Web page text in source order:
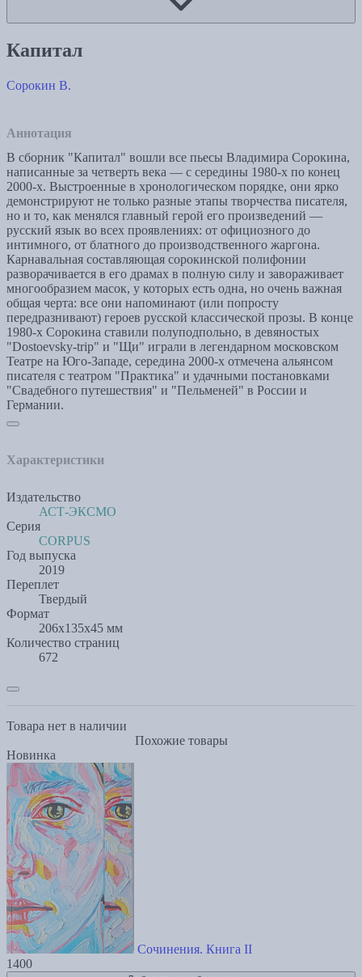
Капитал
Сорокин В.
Аннотация
В сборник "Капитал" вошли все пьесы Владимира Сорокина,
написанные за четверть века — с середины 1980‑х по конец
2000-х. Выстроенные в хронологическом порядке, они ярко
демонстрируют не только разные этапы творчества писателя,
но и то, как менялся главный герой его произведений —
русский язык во всех проявлениях: от официозного до
интимного, от блатного до производственного жаргона.
Карнавальная составляющая сорокинской полифонии
разворачивается в его драмах в полную силу и завораживает
многообразием масок, у которых есть одна, но очень важная
общая черта: все они напоминают (или попросту
передразнивают) героев русской классической прозы. В конце
1980-х Сорокина ставили полуподпольно, в девяностых
"Dostoevsky-trip" и "Щи" играли в легендарном московском
Театре на Юго-Западе, середина 2000‑х отмечена альянсом
писателя с театром "Практика" и удачными постановками
"Свадебного путешествия" и "Пельменей" в России и
Германии.
Характеристики
Издательство
АСТ-ЭКСМО
Серия
CORPUS
Год выпуска
2019
Переплет
Твердый
Формат
206x135x45 мм
Количество страниц
672
Товара нет в наличии
Похожие товары
Новинка
Сочинения. Книга II
1400